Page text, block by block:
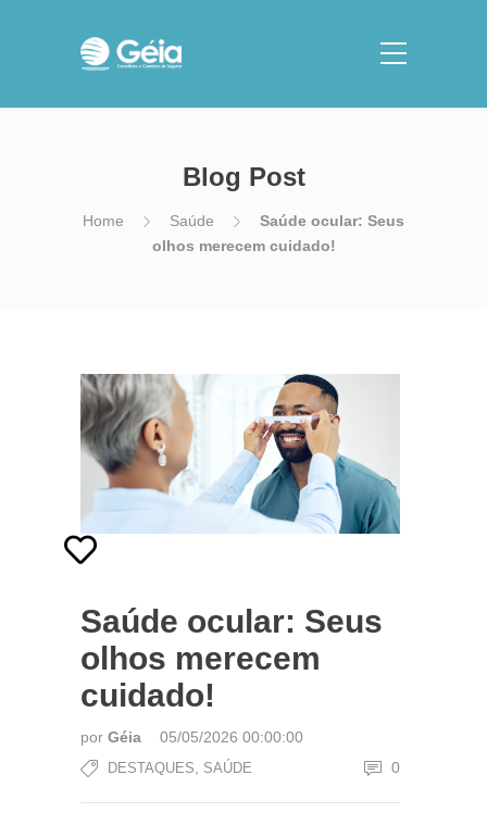
Blog Post
Home Saúde
Saúde ocular: Seus
olhos merecem cuidado!
Saúde ocular: Seus
olhos merecem
cuidado!
por Géia 05/05/2026 00:00:00
DESTAQUES SAÚDE 0